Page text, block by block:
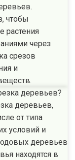
чтобы
растения
через
срезов
и
деревьев?
деревьев,
от типа
условий и
деревьев
находятся в